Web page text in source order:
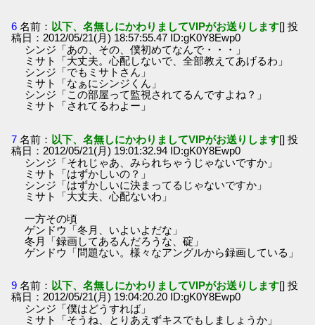
6 名前： 以下、名無しにかわりましてVIPがお送りします[] 投
稿日：2012/05/21(月) 18:57:55.47 ID:gK0Y8Ewp0
シンジ「あの、その、僕初めてなんで・・・」
ミサト「大丈夫。心配しないで、全部教えてあげるわ」
シンジ「でもミサトさん」
ミサト「なぁにシンジくん」
シンジ「この部屋って監視されてるんですよね？」
ミサト「されてるわよー」
7 名前： 以下、名無しにかわりましてVIPがお送りします[] 投
稿日：2012/05/21(月) 19:01:32.94 ID:gK0Y8Ewp0
シンジ「それじゃあ、みられちゃうじゃないですか」
ミサト「はずかしいの？」
シンジ「はずかしいに決まってるじゃないですか」
ミサト「大丈夫、心配ないわ」
一方その頃
ゲンドウ「冬月、いよいよだな」
冬月「録画してあるんだろうな、碇」
ゲンドウ「問題ない。様々なアングルから録画している」
9 名前： 以下、名無しにかわりましてVIPがお送りします[] 投
稿日：2012/05/21(月) 19:04:20.20 ID:gK0Y8Ewp0
シンジ「僕はどうすれば」
ミサト「そうね、とりあえずキスでもしましょうか」